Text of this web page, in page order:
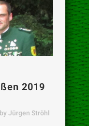
2019
by Jürgen Ströhl